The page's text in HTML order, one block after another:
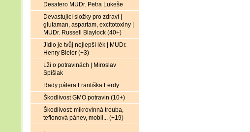
Desatero MUDr. Petra Lukeše
Devastující složky pro zdraví |
glutaman, aspartam, excitotoxiny |
MUDr. Russell Blaylock (40+)
Jídlo je tvůj nejlepší lék | MUDr.
Henry Bieler (+3)
Lži o potravinách | Miroslav
Spišiak
Rady pátera Františka Ferdy
Škodlivost GMO potravin (10+)
Škodlivost: mikrovlnná trouba,
teflonová pánev, mobil... (+19)
.